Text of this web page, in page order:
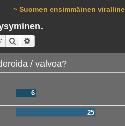
~ Suomen ensimmäinen
Etsi
/ valvoa?
6
25